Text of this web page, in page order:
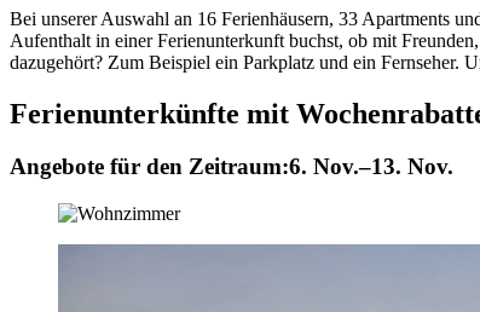
Bei unserer Auswahl an 16 Ferienhäusern, 33 Apartments
Aufenthalt in einer Ferienunterkunft buchst, ob mit
dazugehört? Zum Beispiel ein Parkplatz und ein Fernseher.
Ferienunterkünfte mit
Angebote für den Zeitraum:6. Nov.–13. Nov.